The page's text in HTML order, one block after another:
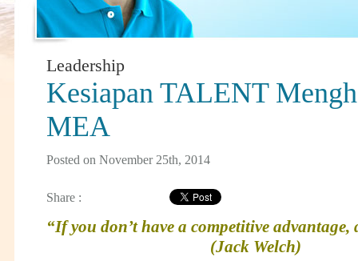
Leadership
Kesiapan TALENT
MEA
Posted on November 25th, 2014
Share :
“If you don’t have a competitive advantage,
(Jack Welch)